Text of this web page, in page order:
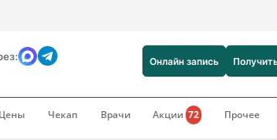
Онлайн запись
Цены Чекап Врачи Акции72 Прочее